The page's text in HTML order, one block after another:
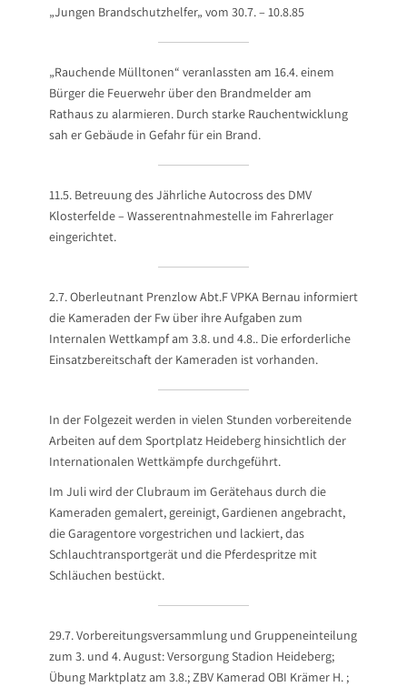
„Jungen Brandschutzhelfer„ vom 30.7. – 10.8.85
„Rauchende Mülltonen“ veranlassten am 16.4. einem
Bürger die Feuerwehr über den Brandmelder am
Rathaus zu alarmieren. Durch starke Rauchentwicklung
sah er Gebäude in Gefahr für ein Brand.
11.5. Betreuung des Jährliche Autocross des DMV
Klosterfelde – Wasserentnahmestelle im Fahrerlager
eingerichtet.
2.7. Oberleutnant Prenzlow Abt.F VPKA Bernau informiert
die Kameraden der Fw über ihre Aufgaben zum
Internalen Wettkampf am 3.8. und 4.8.. Die erforderliche
Einsatzbereitschaft der Kameraden ist vorhanden.
In der Folgezeit werden in vielen Stunden vorbereitende
Arbeiten auf dem Sportplatz Heideberg hinsichtlich der
Internationalen Wettkämpfe durchgeführt.
Im Juli wird der Clubraum im Gerätehaus durch die
Kameraden gemalert, gereinigt, Gardienen angebracht,
die Garagentore vorgestrichen und lackiert, das
Schlauchtransportgerät und die Pferdespritze mit
Schläuchen bestückt.
29.7. Vorbereitungsversammlung und Gruppeneinteilung
zum 3. und 4. August: Versorgung Stadion Heideberg;
Übung Marktplatz am 3.8.; ZBV Kamerad OBI Krämer H. ;